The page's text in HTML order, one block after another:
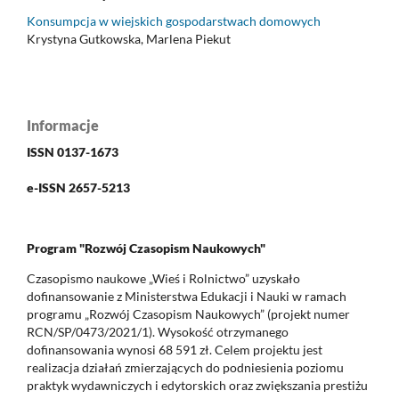
Konsumpcja w wiejskich gospodarstwach domowych
Krystyna Gutkowska, Marlena Piekut
Informacje
ISSN 0137-1673
e-ISSN 2657-5213
Program "Rozwój Czasopism Naukowych"
Czasopismo naukowe „Wieś i Rolnictwo” uzyskało
dofinansowanie z Ministerstwa Edukacji i Nauki w ramach
programu „Rozwój Czasopism Naukowych” (projekt numer
RCN/SP/0473/2021/1). Wysokość otrzymanego
dofinansowania wynosi 68 591 zł. Celem projektu jest
realizacja działań zmierzających do podniesienia poziomu
praktyk wydawniczych i edytorskich oraz zwiększania prestiżu